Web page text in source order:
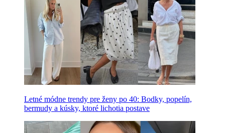
Letné módne trendy pre ženy po 40: Bodky, popelín,
bermudy a kúsky, ktoré lichotia postave